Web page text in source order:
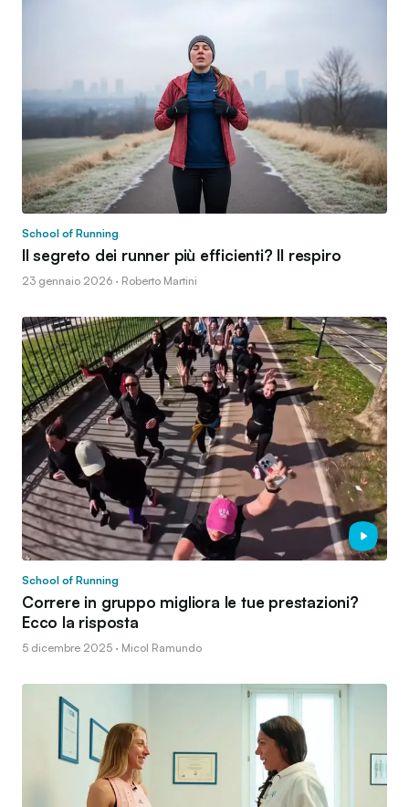
School of Running
Il segreto dei runner più efficienti? Il respiro
23 gennaio 2026 · Roberto Martini
School of Running
Correre in gruppo migliora le tue prestazioni?
Ecco la risposta
5 dicembre 2025 · Micol Ramundo